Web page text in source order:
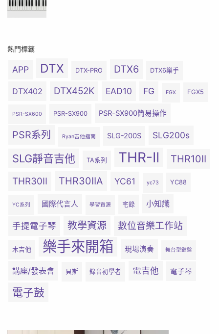
熱門標籤
APP DTX DTX-PRO DTX6 DTX6樂手
DTX402 DTX452K EAD10 FG FGX FGX5
PSR-SX600 PSR-SX900 PSR-SX900簡易操作
PSR系列 Ryan吉他指南 SLG-200S SLG200s
SLG靜音吉他 TA系列 THR-II THR10II
THR30II THR30IIA YC61 yc73 YC88
YC系列 國際代言人 學習資源 宅錄 小知識
手提電子琴 教學資源 數位音樂工作站
木吉他 樂手來開箱 現場演奏 舞台型鍵盤
講座/發表會 貝斯 錄音初學者 電吉他 電子琴
電子鼓